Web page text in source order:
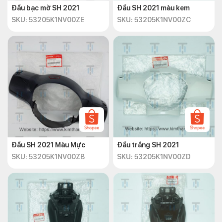
Đầu bạc mờ SH 2021
SKU: 53205K1NV00ZE
Đầu SH 2021 màu kem
SKU: 53205K1NV00ZC
Đầu SH 2021 Màu Mực
SKU: 53205K1NV00ZB
Đầu trắng SH 2021
SKU: 53205K1NV00ZD